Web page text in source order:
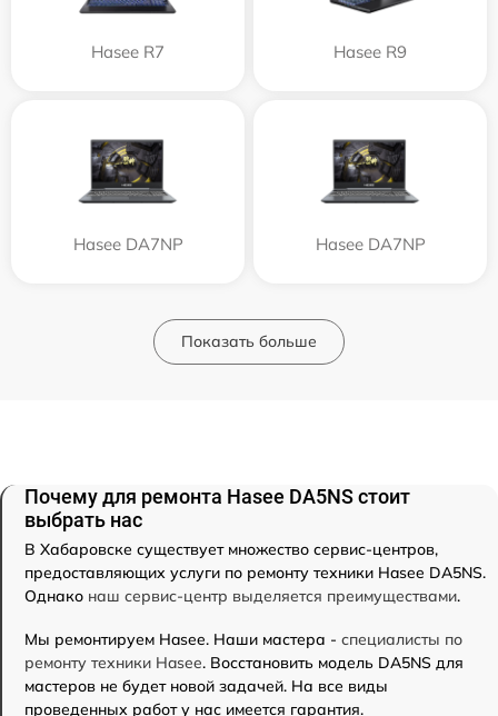
Hasee R7 Hasee R9
Hasee DA7NP Hasee DA7NP
Показать больше
Почему для ремонта Hasee DA5NS стоит
выбрать нас
В Хабаровске существует множество сервис-центров,
предоставляющих услуги по ремонту техники Hasee DA5NS.
Однако наш сервис-центр выделяется преимуществами.
Мы ремонтируем Hasee. Наши мастера - специалисты по
ремонту техники Hasee. Восстановить модель DA5NS для
мастеров не будет новой задачей. На все виды
проведенных работ у нас имеется гарантия.